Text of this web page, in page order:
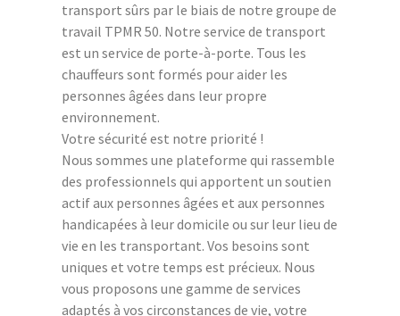
transport sûrs par le biais de notre groupe de
travail TPMR 50. Notre service de transport
est un service de porte-à-porte. Tous les
chauffeurs sont formés pour aider les
personnes âgées dans leur propre
environnement.
Votre sécurité est notre priorité !
Nous sommes une plateforme qui rassemble
des professionnels qui apportent un soutien
actif aux personnes âgées et aux personnes
handicapées à leur domicile ou sur leur lieu de
vie en les transportant. Vos besoins sont
uniques et votre temps est précieux. Nous
vous proposons une gamme de services
adaptés à vos circonstances de vie, votre